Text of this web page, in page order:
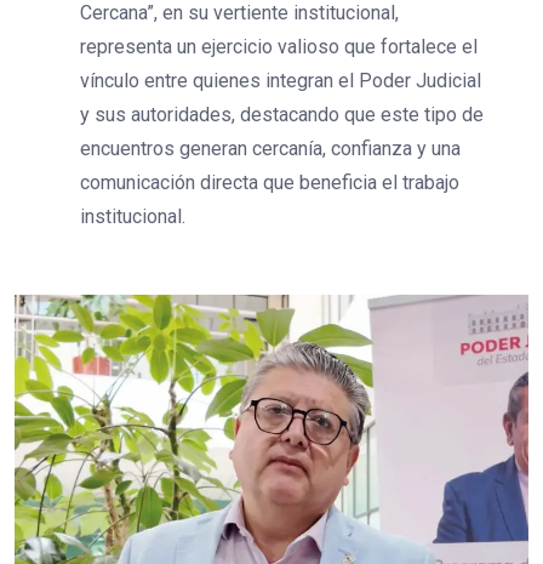
Cercana”, en su vertiente institucional,
representa un ejercicio valioso que fortalece el
vínculo entre quienes integran el Poder Judicial
y sus autoridades, destacando que este tipo de
encuentros generan cercanía, confianza y una
comunicación directa que beneficia el trabajo
institucional.